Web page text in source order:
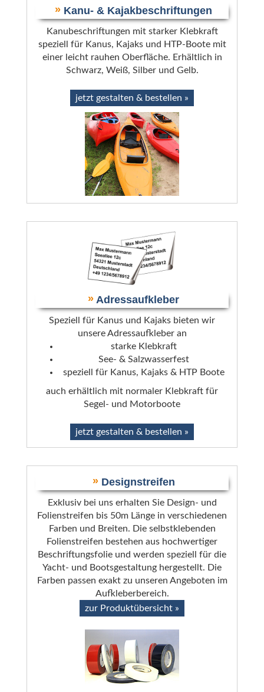
» Kanu- & Kajakbeschriftungen
Kanubeschriftungen mit starker Klebkraft
speziell für Kanus, Kajaks und HTP-Boote mit
einer leicht rauhen Oberfläche. Erhältlich in
Schwarz, Weiß, Silber und Gelb.
jetzt gestalten & bestellen »
» Adressaufkleber
Speziell für Kanus und Kajaks bieten wir
unsere Adressaufkleber an
starke Klebkraft
See- & Salzwasserfest
speziell für Kanus, Kajaks & HTP Boote
auch erhältlich mit normaler Klebkraft für
Segel- und Motorboote
jetzt gestalten & bestellen »
»Designstreifen
Exklusiv bei uns erhalten Sie Design- und
Folienstreifen bis 50m Länge in verschiedenen
Farben und Breiten. Die selbstklebenden
Folienstreifen bestehen aus hochwertiger
Beschriftungsfolie und werden speziell für die
Yacht- und Bootsgestaltung hergestellt. Die
Farben passen exakt zu unseren Angeboten im
Aufkleberbereich.
zur Produktübersicht »